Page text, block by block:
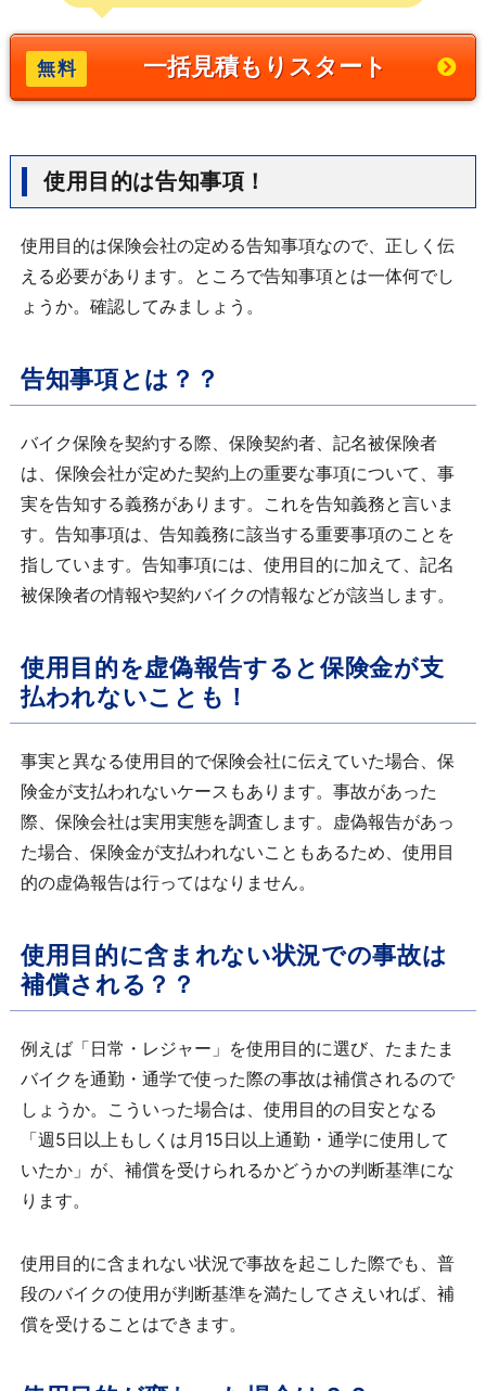
一括見積もりスタート
使用目的は告知事項！
使用目的は保険会社の定める告知事項なので、正しく伝
える必要があります。ところで告知事項とは一体何でし
ょうか。確認してみましょう。
告知事項とは？？
バイク保険を契約する際、保険契約者、記名被保険者
は、保険会社が定めた契約上の重要な事項について、事
実を告知する義務があります。これを告知義務と言いま
す。告知事項は、告知義務に該当する重要事項のことを
指しています。告知事項には、使用目的に加えて、記名
被保険者の情報や契約バイクの情報などが該当します。
使用目的を虚偽報告すると保険金が支
払われないことも！
事実と異なる使用目的で保険会社に伝えていた場合、保
険金が支払われないケースもあります。事故があった
際、保険会社は実用実態を調査します。虚偽報告があっ
た場合、保険金が支払われないこともあるため、使用目
的の虚偽報告は行ってはなりません。
使用目的に含まれない状況での事故は
補償される？？
例えば「日常・レジャー」を使用目的に選び、たまたま
バイクを通勤・通学で使った際の事故は補償されるので
しょうか。こういった場合は、使用目的の目安となる
「週5日以上もしくは月 15日以上通勤・通学に使用して
いたか」が、補償を受けられるかどうかの判断基準にな
ります。
使用目的に含まれない状況で事故を起こした際でも、普
段のバイクの使用が判断基準を満たしてさえいれば、補
償を受けることはできます。